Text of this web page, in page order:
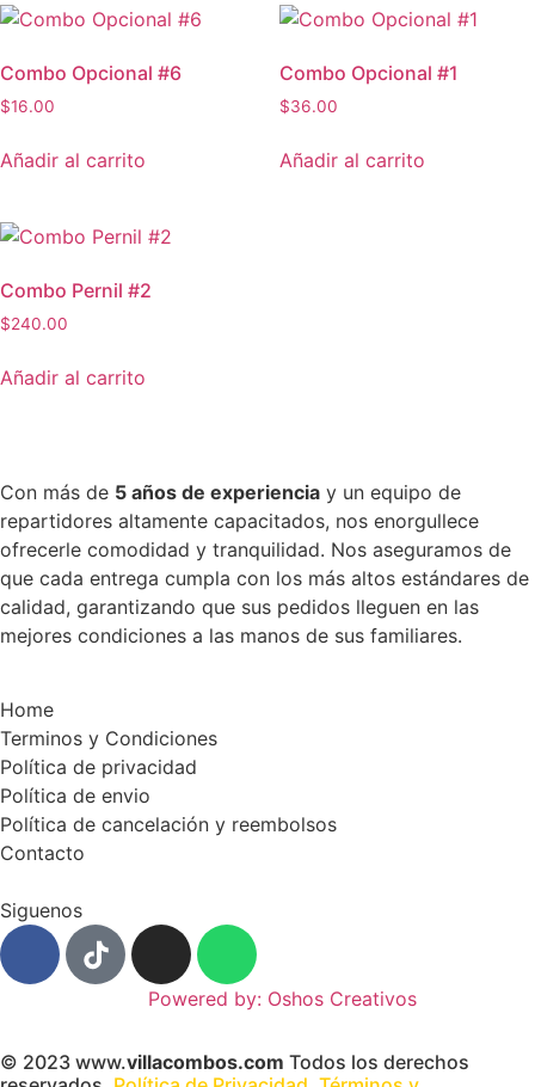
Combo Opcional #6
$16.00
Añadir al carrito
Combo Opcional #1
$36.00
Añadir al carrito
Combo Pernil #2
$240.00
Añadir al carrito
Con más de 5 años de experiencia y un equipo de
repartidores altamente capacitados, nos enorgullece
ofrecerle comodidad y tranquilidad. Nos aseguramos de
que cada entrega cumpla con los más altos estándares de
calidad, garantizando que sus pedidos lleguen en las
mejores condiciones a las manos de sus familiares.
Home
Terminos y Condiciones
Política de privacidad
Política de envio
Política de cancelación y reembolsos
Contacto
Siguenos
Powered by: Oshos Creativos
© 2023 www.villacombos.com Todos los derechos